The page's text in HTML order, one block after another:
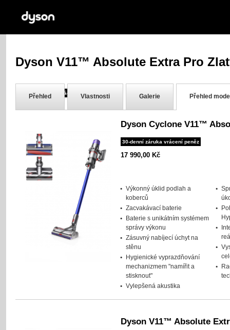
Dyson V11™ Absolute Extra Pro
30-denní záruka vrácení peněz
Přehled Vlastnosti Galerie Přehled
Dyson Cyclone V11™
30-denní záruka vrácení peněz
17 990,00 Kč
Výkonný úklid podlah a
koberců
Zacvakávací baterie
Baterie s unikátním systémem
správy výkonu
Zásuvný nabíjecí úchyt na
stěnu
Hygienické vyprazdňování
mechanizmem "namířit a
stisknout"
Vylepšená akustika
Dyson V11™ Absolute